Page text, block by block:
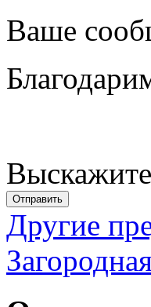
Ваше
Отправить
Другие